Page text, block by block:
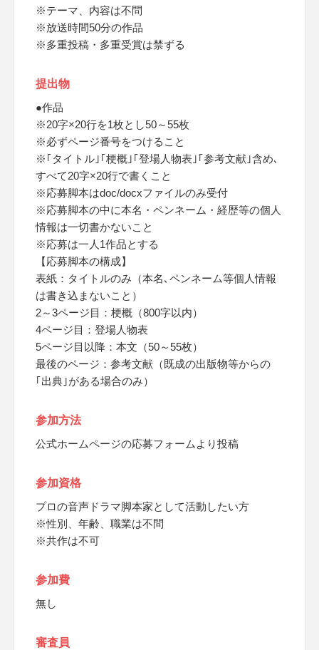
※テーマ、内容は不問
※放送時間50分の作品
※多重投稿・多重受賞は禁ずる
提出物
●作品
※20字×20行を1枚とし50～55枚
※必ずページ番号をつけること
※｢タイトル｣｢梗概｣｢登場人物表｣｢参考文献｣含め､
すべて20字×20行で書くこと
※応募脚本はdoc/docxファイルのみ受付
※応募脚本の中に本名・ペンネーム・経歴等の個人
情報は一切書かないこと
※応募は一人1作品とする
【応募脚本の構成】
表紙：タイトルのみ（本名､ペンネーム等個人情報
は書き込まないこと）
2～3ページ目：梗概（800字以内）
4ページ目：登場人物表
5ページ目以降：本文（50～55枚）
最後のページ：参考文献（既成の出版物等からの
｢出典｣がある場合のみ）
参加方法
公式ホームページの応募フォームより投稿
参加資格
プロの音声ドラマ脚本家として活動したい方
※性別、年齢、職業は不問
※共作は不可
参加費
無し
審査員